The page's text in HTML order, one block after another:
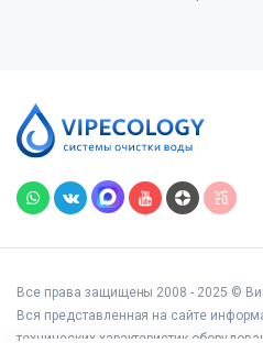
Все права защищены 2008 - 2025 ©
Вся представленная на сайте
технических характеристик